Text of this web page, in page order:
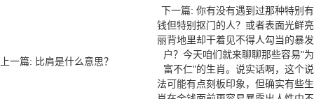
上一篇: 比肩是什么意思？
下一篇: 你有没有遇到过那种特别有
钱但特别抠门的人？或者表面光鲜亮
丽背地里却干着见不得人勾当的暴发
户？今天咱们就来聊聊那些容易"为
富不仁"的生肖。说实话啊，这个说
法可能有点刻板印象，但确实有些生